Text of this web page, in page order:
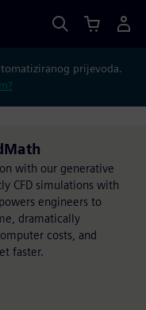
prijevoda.
with our generative
CFD simulations with
engineers to
dramatically
costs, and
faster.